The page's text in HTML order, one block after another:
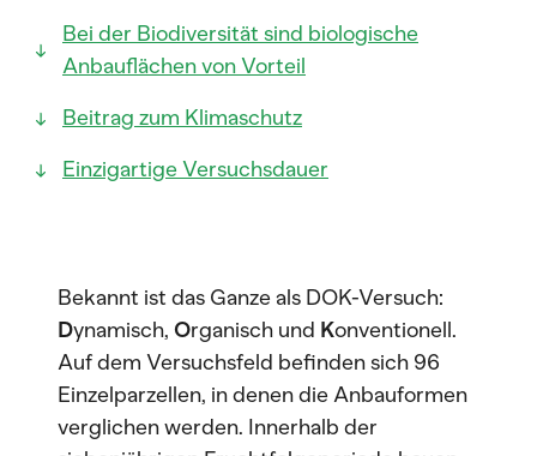
Bei der Biodiversität sind biologische
Anbauflächen von Vorteil
Beitrag zum Klimaschutz
Einzigartige Versuchsdauer
Bekannt ist das Ganze als DOK-Versuch:
Dynamisch, Organisch und Konventionell.
Auf dem Versuchsfeld befinden sich 96
Einzelparzellen, in denen die Anbauformen
verglichen werden. Innerhalb der